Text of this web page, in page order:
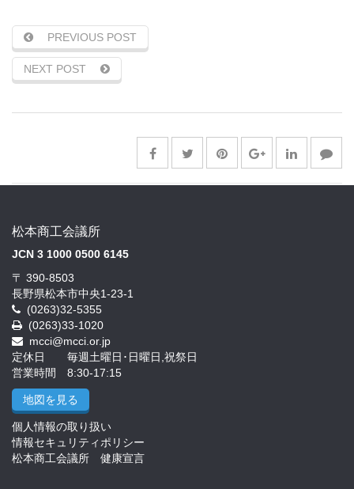
PREVIOUS POST
NEXT POST
松本商工会議所
JCN 3 1000 0500 6145
〒 390-8503
長野県松本市中央1-23-1
(0263)32-5355
(0263)33-1020
mcci@mcci.or.jp
定休日 毎週土曜日･日曜日,祝祭日
営業時間 8:30-17:15
地図を見る
個人情報の取り扱い
情報セキュリティポリシー
松本商工会議所 健康宣言